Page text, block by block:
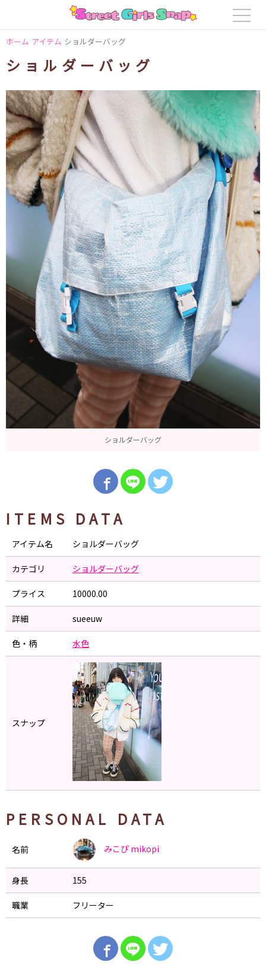
ホーム アイテム ショルダーバッグ
ショルダーバッグ
ショルダーバッグ
ITEMS DATA
アイテム名 ショルダーバッグ
カテゴリ ショルダーバッグ
プライス 10000.00
詳細 sueeuw
色・柄 水色
スナップ
PERSONAL DATA
名前 みこぴ mikopi
身長 155
職業 フリーター